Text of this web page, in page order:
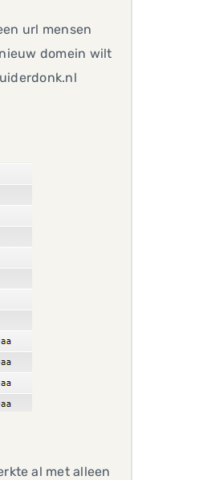
url mensen
domein wilt
al met alleen